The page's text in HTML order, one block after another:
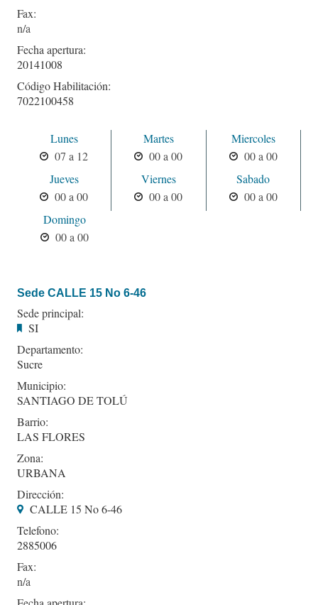
Fax:
Fecha apertura:
20141008
Código Habilitación:
7022100458
Lunes
07 a 12
Martes
00 a 00
Miercoles
00 a 00
Jueves
00 a 00
Viernes
00 a 00
Sabado
00 a 00
Domingo
00 a 00
Sede CALLE 15 No 6-46
Sede principal:
SI
Departamento:
Sucre
Municipio:
SANTIAGO DE TOLÚ
Barrio:
LAS FLORES
Zona:
URBANA
Dirección:
CALLE 15 No 6-46
Telefono:
2885006
Fax: